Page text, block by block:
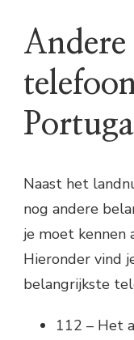
Naast het
nog andere
je moet kennen
Hieronder vind
belangrijkste
112 – Het